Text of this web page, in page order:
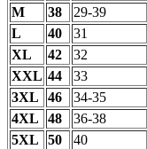
M
38 29-39
L
40 31
XL
42 32
XXL 44 33
3XL
46 34-35
4XL
48 36-38
5XL
50 40